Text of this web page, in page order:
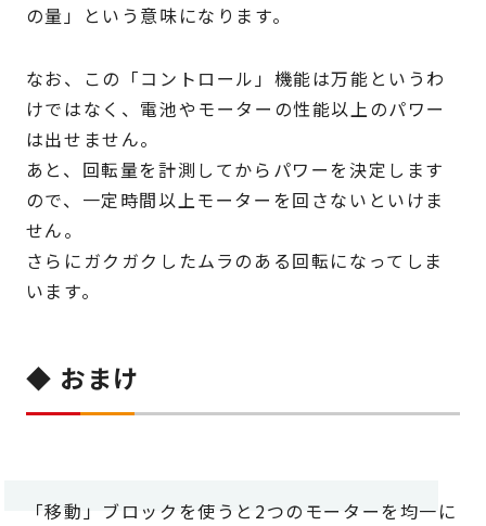
の量」という意味になります。
なお、この「コントロール」機能は万能というわ
けではなく、電池やモーターの性能以上のパワー
は出せません。
あと、回転量を計測してからパワーを決定します
ので、一定時間以上モーターを回さないといけま
せん。
さらにガクガクしたムラのある回転になってしま
います。
◆ おまけ
「移動」ブロックを使うと2つのモーターを均一に